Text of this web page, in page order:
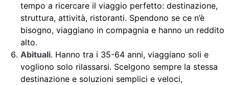
tempo a ricercare il viaggio perfetto: destinazione,
struttura, attività, ristoranti. Spendono se ce n’è
bisogno, viaggiano in compagnia e hanno un reddito
alto.
Abituali. Hanno tra i 35-64 anni, viaggiano soli e
vogliono solo rilassarsi. Scelgono sempre la stessa
destinazione e soluzioni semplici e veloci,